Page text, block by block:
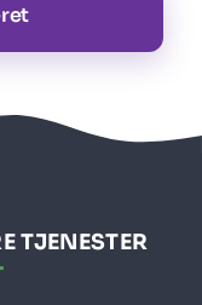
TJENESTER